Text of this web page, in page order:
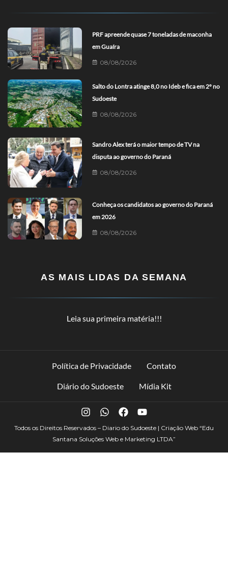
PRF apreende quase 7 toneladas de maconha
em Guaíra
08/08/2026
Salto do Lontra atinge 8,0 no Ideb e fica em 2º no
Sudoeste
08/08/2026
Sandro Alex terá o maior tempo de TV na
disputa ao governo do Paraná
08/08/2026
Conheça os candidatos ao governo do Paraná
em 2026
08/08/2026
AS MAIS LIDAS DA SEMANA
Leia sua primeira matéria!!!
Política de Privacidade Contato
Diário do Sudoeste Mídia Kit
Todos os Direitos Reservados – Diario do Sudoeste | Criação Web “Edu
Santana Soluções Web e Marketing LTDA”